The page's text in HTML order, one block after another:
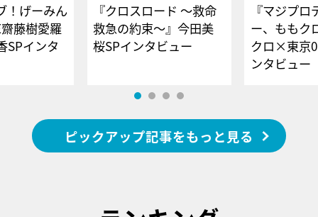
！げーみん
藤樹愛羅
SPインタ
『クロスロード ～救命
救急の約束～』今田美
桜SPインタビュー
『マジプロ
ー、ももク
クロ×東京
ンタビュー
ピックアップ記事をもっと見る